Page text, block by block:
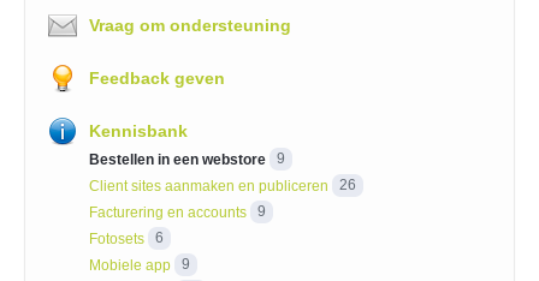
Vraag om ondersteuning
Feedback geven
Kennisbank
Bestellen in een webstore
9
Client sites aanmaken en publiceren
26
Facturering en accounts
9
Fotosets
6
Mobiele app
9